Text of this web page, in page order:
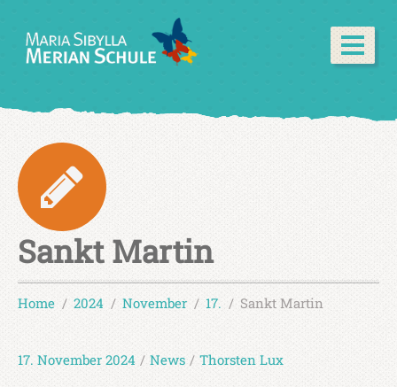
Sankt Martin
Home 2024 November 17. Sankt Martin
17. November 2024 / News / Thorsten Lux